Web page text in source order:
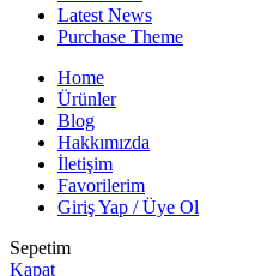
Latest News
Purchase Theme
Home
Ürünler
Blog
Hakkımızda
İletişim
Favorilerim
Giriş Yap / Üye Ol
Sepetim
Kapat